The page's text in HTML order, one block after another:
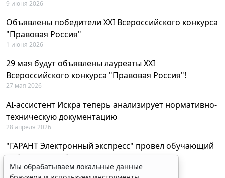
9 июня 2026
Объявлены победители XXI Всероссийского конкурса
"Правовая Россия"
1 июня 2026
29 мая будут объявлены лауреаты XXI
Всероссийского конкурса "Правовая Россия"!
27 мая 2026
AI-ассистент Искра теперь анализирует нормативно-
техническую документацию
28 апреля 2026
"ГАРАНТ Электронный экспресс" провел обучающий
вебинар по работе с AI-ассистентом Искра
23 апреля 2026
Мы обрабатываем локальные данные